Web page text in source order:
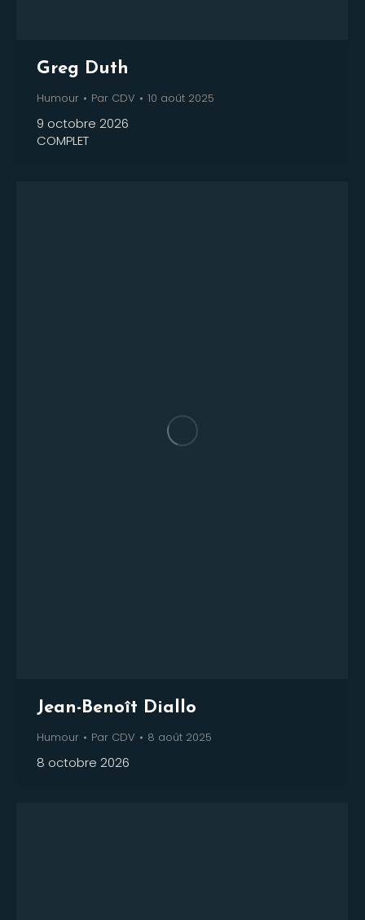
Greg Duth
Humour Par CDV 10 août 2025
9 octobre 2026
COMPLET
Jean-Benoît Diallo
Humour Par CDV 8 août 2025
8 octobre 2026